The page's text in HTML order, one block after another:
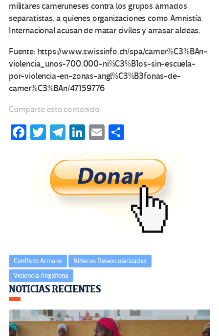
militares cameruneses contra los grupos armados
separatistas, a quienes organizaciones como Amnistía
Internacional acusan de matar civiles y arrasar aldeas.
Fuente: https://www.swissinfo.ch/spa/camer%C3%BAn-
violencia_unos-700.000-ni%C3%B1os-sin-escuela-
por-violencia-en-zonas-angl%C3%B3fonas-de-
camer%C3%BAn/47159776
Comparte este contenido:
Fa T
tt
er
Te
gr
a
m
Li
ke
dI
n
E
ail m
p
ar
tir
Conflicto Armano
Niñeces Desescolarizadxs
Violencia Anglófona
Navegación
de
entradas
NOTICIAS RECIENTES